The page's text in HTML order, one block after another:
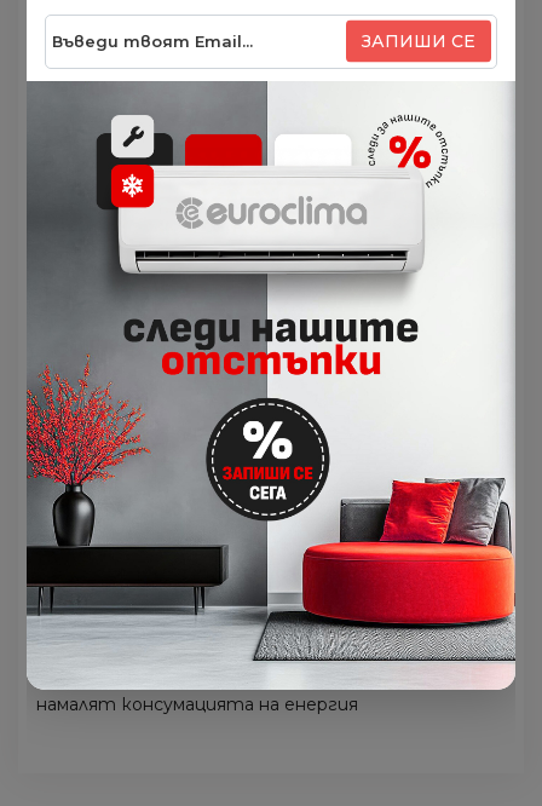
звукоизолираща система с патентов дизайн
Groove Grid Felt³, който ефективно блокира и
абсорбира шума, издаван от частите на
Много от домовете в Европа все още използват
радиатори за отопление, които изискват
температура на горещата вода от 65 °C или по-
висока, за да отопляват помещенията
ефективно. Новата EHS Mono R290 може да
осигурявапостоянно гореща вода до 75 °C
отопление и битови нужди. Това може да я
направи подходящ заместител на
отоплителната система в жилища, които преди
са били зависими от газов котел или
конвенционални системи на твърди горива.
SmartThings Energy⁴ предлага най-добрите
системи за управление на енергията у дома и
възможност за
истинско
енергоспестяване
чрез подробни
сведения, енергоспестяващи автоматизации и
поддръжка за потребителите, за да преминат
към дом с нулево нетно потребление. След като
се свържат, потребителите могат да следят
потреблението на енергия, а чрез
намалят консумацията на енергия
ЗАПИШИ СЕ